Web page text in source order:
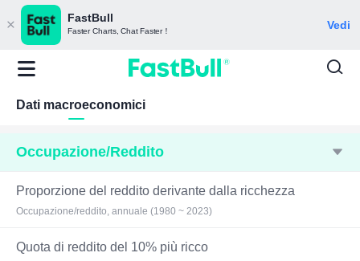
FastBull
Faster Charts, Chat Faster！ Vedi
Dati macroeconomici
Occupazione/Reddito
Proporzione del reddito derivante dalla ricchezza
Occupazione/reddito, annuale (1980 ~ 2023)
Quota di reddito del 10% più ricco